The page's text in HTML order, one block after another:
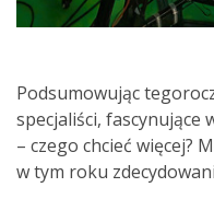
Podsumowując
specjaliści, fascynujące
– czego chcieć więcej?
w tym roku